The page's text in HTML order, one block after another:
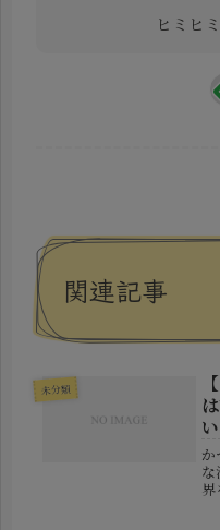
ヒミヒ
関連記事
未分類
な
界